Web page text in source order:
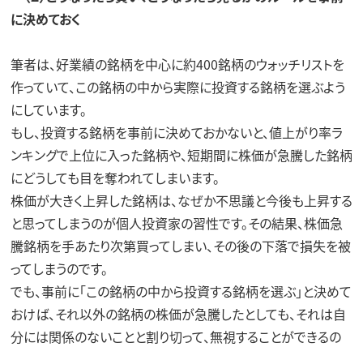
に決めておく
筆者は、好業績の銘柄を中心に約400銘柄のウォッチリストを
作っていて、この銘柄の中から実際に投資する銘柄を選ぶよう
にしています。
もし、投資する銘柄を事前に決めておかないと、値上がり率ラ
ンキングで上位に入った銘柄や、短期間に株価が急騰した銘柄
にどうしても目を奪われてしまいます。
株価が大きく上昇した銘柄は、なぜか不思議と今後も上昇する
と思ってしまうのが個人投資家の習性です。その結果、株価急
騰銘柄を手あたり次第買ってしまい、その後の下落で損失を被
ってしまうのです。
でも、事前に「この銘柄の中から投資する銘柄を選ぶ」と決めて
おけば、それ以外の銘柄の株価が急騰したとしても、それは自
分には関係のないことと割り切って、無視することができるの